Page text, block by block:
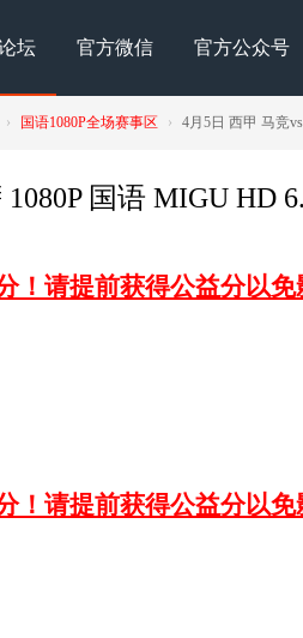
坛 官方微信 官方公众号
› 国语1080P全场赛事区 › 4月5日 西甲 马竞
国语 MIGU HD
！请提前获得公益分以
！请提前获得公益分以